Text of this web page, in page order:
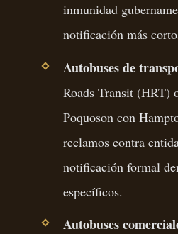
inmunidad
notificación más
Autobuses de
Roads Transit (HRT)
Poquoson con
reclamos contra
notificación formal
específicos.
Autobuses